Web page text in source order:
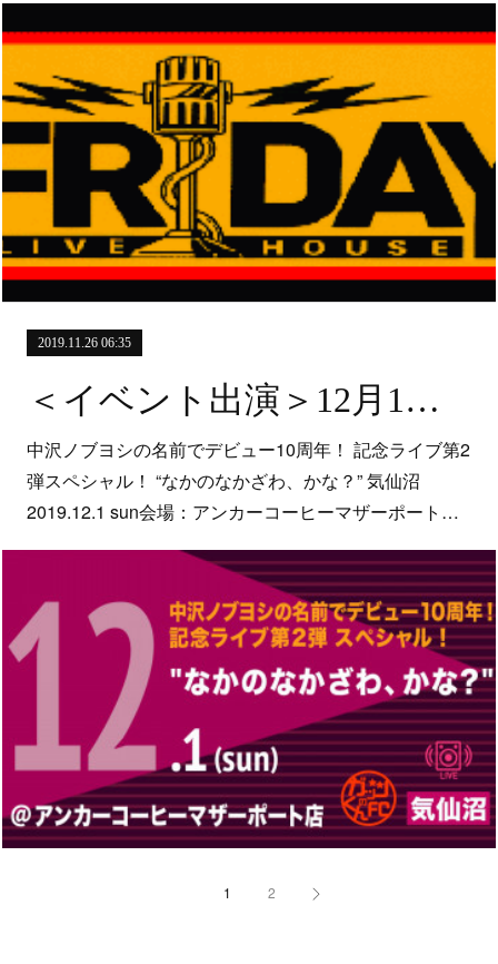
2019.11.26 06:35
＜イベント出演＞12月1日（日）「中沢ノブヨシの名前でデビュー10周年！ 記念ライブ第2弾スペシャル！ “なかのなかざわ、かな？” 」＠気仙沼 アンカーコーヒーマザーポート店
中沢ノブヨシの名前でデビュー10周年！ 記念ライブ第2
弾スペシャル！ “なかのなかざわ、かな？” 気仙沼
2019.12.1 sun会場：アンカーコーヒーマザーポート…
1 2